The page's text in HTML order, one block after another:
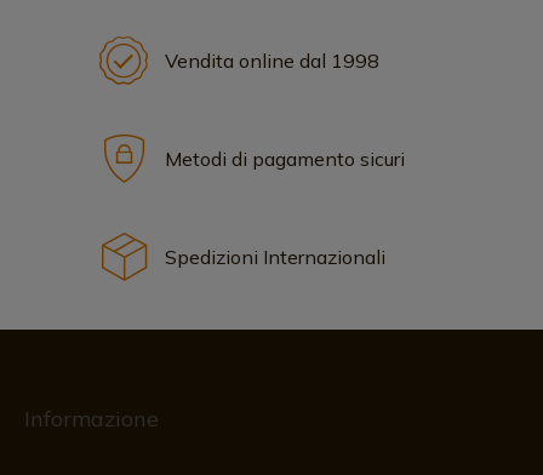
Vendita online dal 1998
Metodi di pagamento sicuri
Spedizioni Internazionali
Informazione